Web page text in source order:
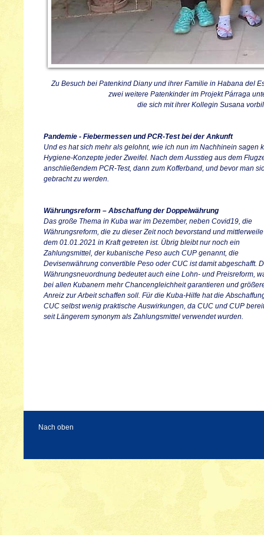
Zu Besuch bei Patenkind Diany und ihrer Familie in Habana del
zwei weitere Patenkinder im Projekt Párraga
die sich mit ihrer Kollegin Susana
Pandemie - Fiebermessen und PCR-Test bei der Ankunft
Und es hat sich mehr als gelohnt, wie ich nun im Nachhinein
Hygiene-Konzepte jeder Zweifel. Nach dem Ausstieg aus dem
anschließendem PCR-Test, dann zum Kofferband, und bevor man
gebracht zu werden.
Währungsreform – Abschaffung der Doppelwährung
Das große Thema in Kuba war im Dezember, neben Covid19, die
Währungsreform, die zu dieser Zeit noch bevorstand und
dem 01.01.2021 in Kraft getreten ist. Übrig bleibt nur noch ein
Zahlungsmittel, der kubanische Peso auch CUP genannt, die
Devisenwährung convertible Peso oder CUC ist damit abgeschafft.
Währungsneuordnung bedeutet auch eine Lohn- und Preisreform,
bei allen Kubanern mehr Chancengleichheit garantieren und
Anreiz zur Arbeit schaffen soll. Für die Kuba-Hilfe hat die
CUC selbst wenig praktische Auswirkungen, da CUC und CUP
seit Längerem synonym als Zahlungsmittel verwendet wurden.
Nach oben